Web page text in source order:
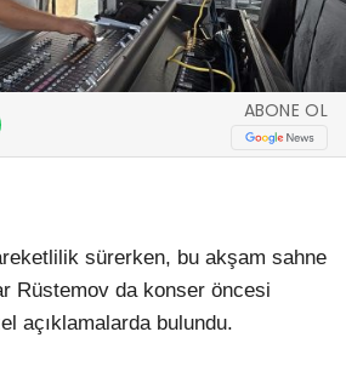
ABONE OL
sürerken, bu akşam sahne
Rüstemov da konser öncesi
açıklamalarda bulundu.